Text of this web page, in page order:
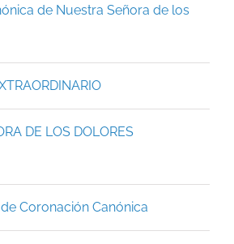
de Nuestra Señora de los
DE LOS DOLORES
Coronación Canónica